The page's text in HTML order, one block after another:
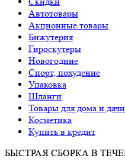
Автотовары
Акционные товары
Бижутерия
Гироскутеры
Новогодние
Спорт, похудение
Упаковка
Шланги
Товары для дома и дачи
Косметика
Купить в кредит
БЫСТРАЯ СБОРКА В